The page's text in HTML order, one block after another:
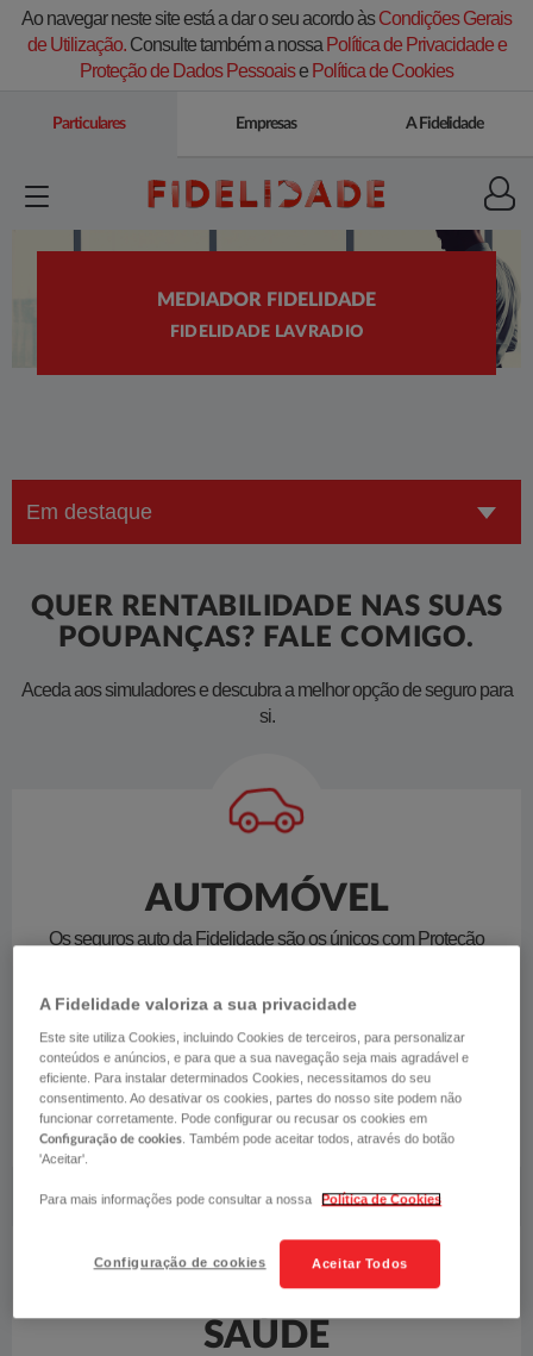
Ao navegar neste site está a dar o seu acordo àsCondições Gerais
de Utilização.Consulte também a nossa Política de Privacidade e
Proteção de Dados Pessoaise Política de Cookies
Particulares Empresas A Fidelidade
MEDIADOR FIDELIDADE
FIDELIDADE LAVRADIO
QUER RENTABILIDADE NAS SUAS
POUPANÇAS? FALE COMIGO.
​Aceda aos simuladores e descubra a melhor opção de seguro para
si.
AUTOMÓVEL
Os seguros auto da Fidelidade são os únicos com Proteção
QUERO SIMULAR
SAÚDE
A Fidelidade valoriza a sua privacidade
Este site utiliza Cookies, incluindo Cookies de terceiros, para personalizar
conteúdos e anúncios, e para que a sua navegação seja mais agradável e
eficiente. Para instalar determinados Cookies, necessitamos do seu
consentimento. Ao desativar os cookies, partes do nosso site podem não
funcionar corretamente. Pode configurar ou recusar os cookies em
Configuração de cookies . Também pode aceitar todos, através do botão
'Aceitar'.
Para mais informações pode consultar a nossa Política de Cookies
Aceitar Todos
Configuração de cookies